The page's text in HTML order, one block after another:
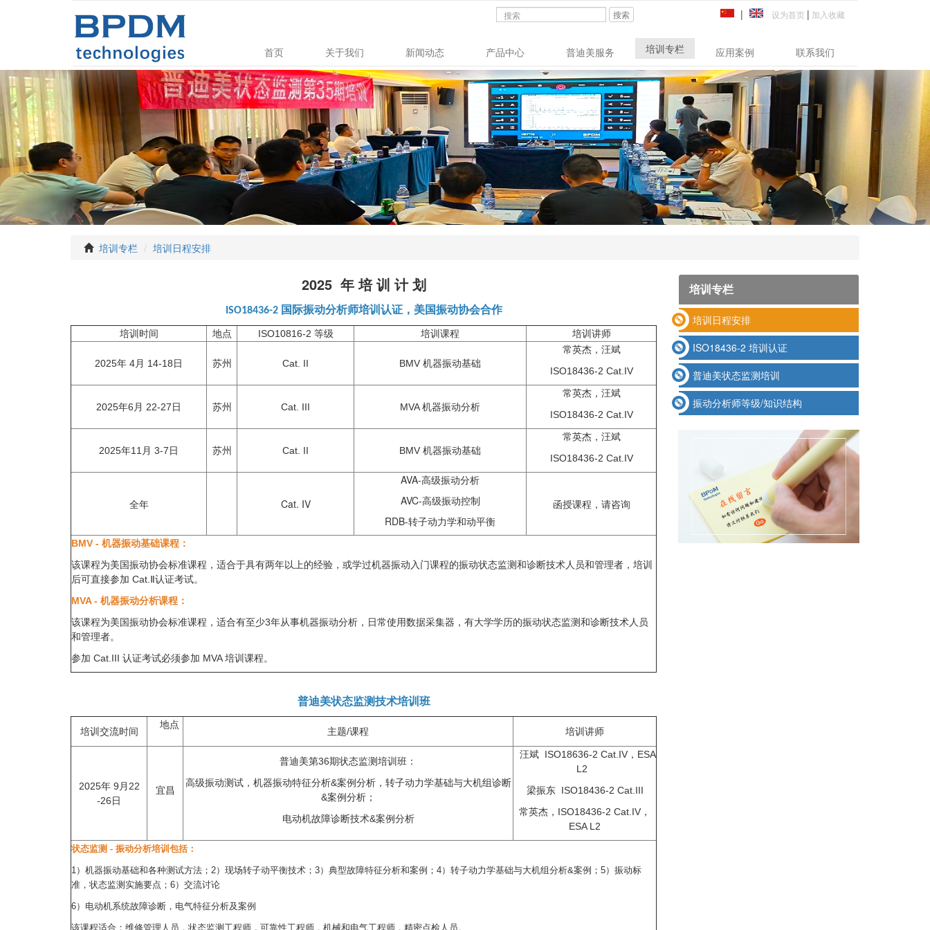
搜索 | 设为首页 | 加入收藏
首页 关于我们 新闻动态 产品中心 普迪美服务 培训专栏 应用案例 联系我们
培训专栏 培训日程安排
2025 年 培 训 计 划
ISO18436-2 国际振动分析师培训认证，美国振动协会合作
培训时间 地点 ISO10816-2 等级 培训课程 培训讲师
2025年 4月 14-18日 苏州 Cat. II BMV 机器振动基础
常英杰，汪斌
ISO18436-2 Cat.IV
2025年6月 22-27日 苏州 Cat. III MVA 机器振动分析
常英杰，汪斌
ISO18436-2 Cat.IV
2025年11月 3-7日 苏州 Cat. II BMV 机器振动基础
常英杰，汪斌
ISO18436-2 Cat.IV
全年 Cat. IV
AVA-高级振动分析
AVC-高级振动控制
RDB-转子动力学和动平衡
函授课程，请咨询
BMV - 机器振动基础课程：
该课程为美国振动协会标准课程，适合于具有两年以上的经验，或学过机器振动入门课程的振动状态监测和诊断技术人员和管理者， 培训
后可直接参加 Cat.Ⅱ认证考试。
MVA - 机器振动分析课程：
该课程为美国振动协会标准课程，适合有至少3年从事机器振动分析，日常使用数据采集器， 有大学学历的振动状态监测和诊断技术人员
和管理者。
参加 Cat.III 认证考试必须参加 MVA 培训课程。
普迪美状态监测技术培训班
培训交流时间
地点
主题/课程 培训讲师
2025年 9月22
-26日
宜昌
普迪美第36期状态监测培训班：
高级振动测试，机器振动特征分析&案例分析，转子动力学基础与大机组诊断
&案例分析；
电动机故障诊断技术&案例分析
汪斌 ISO18636-2 Cat.IV，ESA
L2
梁振东 ISO18436-2 Cat.III
常英杰， ISO18436-2 Cat.IV，
ESA L2
状态监测 - 振动分析培训包括：
1）机器振动基础和各种测试方法；2）现场转子动平衡技术；3）典型故障特征分析和案例；4）转子动力学基础与大机组分析&案例；5）振动标
准，状态监测实施要点；6）交流讨论
6）电动机系统故障诊断，电气特征分析及案例
该课程适合：维修管理人员，状态监测工程师，可靠性工程师，机械和电气工程师，精密点检人员。
培训专栏
培训日程安排
ISO18436-2 培训认证
普迪美状态监测培训
振动分析师等级/知识结构